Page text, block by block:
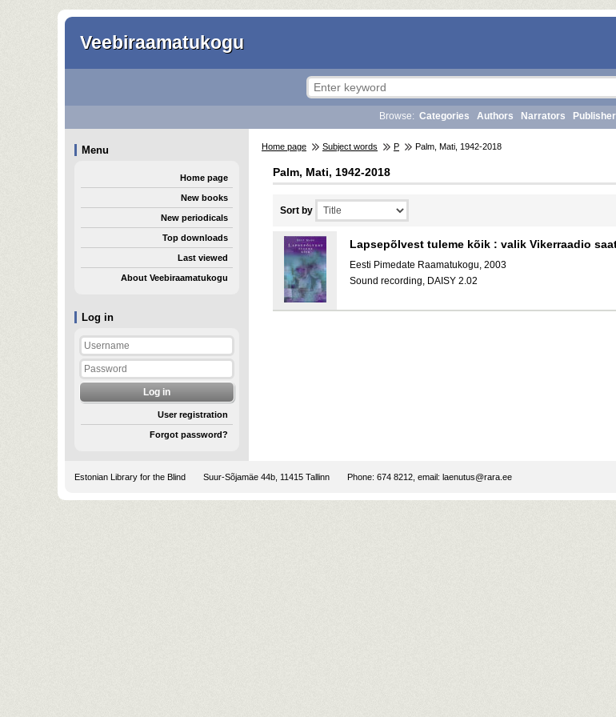
Veebiraamatukogu
Log in
User registration
Forgot password?
Browse: Categories Authors Narrators
Menu
Home page
New books
New periodicals
Top downloads
Last viewed
About Veebiraamatukogu
Home page Subject words P Palm, Mati, 1942-2018
Palm, Mati, 1942-2018
Sort by
Lapsepõlvest tuleme kõik : valik Vikerraadio
Eesti Pimedate Raamatukogu, 2003
Sound recording, DAISY 2.02
Estonian Library for the Blind Suur-Sõjamäe 44b, 11415 Tallinn Phone: 674 8212, email: laenutus@rara.ee